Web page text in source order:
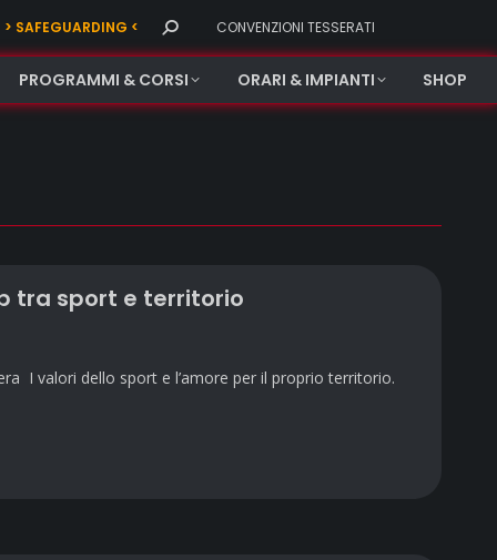
> SAFEGUARDING < Search: CONVENZIONI TESSERATI
PROGRAMMI & CORSI ORARI & IMPIANTI SHOP
tra sport e territorio
I valori dello sport e l’amore per il proprio territorio.